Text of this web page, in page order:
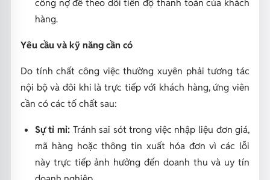
hàng.
Yêu cầu và kỹ năng cần có
Do tính chất công việc thường xuyên phải tương tác
nội bộ và đôi khi là trực tiếp với khách hàng, ứng viên
cần có các tố chất sau:
Sự tỉ mỉ: Tránh sai sót trong việc nhập liệu đơn giá,
mã hàng hoặc thông tin xuất hóa đơn vì các lỗi
này trực tiếp ảnh hưởng đến doanh thu và uy tín